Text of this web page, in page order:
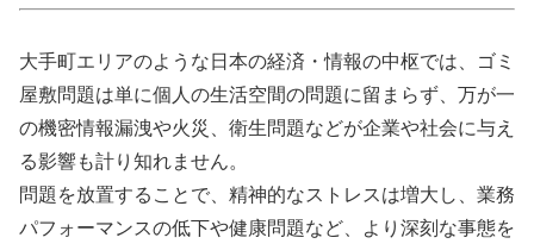
大手町エリアのような日本の経済・情報の中枢では、ゴミ
屋敷問題は単に個人の生活空間の問題に留まらず、万が一
の機密情報漏洩や火災、衛生問題などが企業や社会に与え
る影響も計り知れません。
問題を放置することで、精神的なストレスは増大し、業務
パフォーマンスの低下や健康問題など、より深刻な事態を